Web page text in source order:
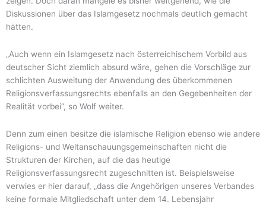
Diskussionen über das Islamgesetz nochmals deutlich gemacht
hätten.
„Auch wenn ein Islamgesetz nach österreichischem Vorbild aus
deutscher Sicht ziemlich absurd wäre, gehen die Vorschläge zur
schlichten Ausweitung der Anwendung des überkommenen
Religionsverfassungsrechts ebenfalls an den Gegebenheiten der
Realität vorbei“, so Wolf weiter.
Denn zum einen besitze die islamische Religion ebenso wie andere
Religions- und Weltanschauungsgemeinschaften nicht die
Strukturen der Kirchen, auf die das heutige
Religionsverfassungsrecht zugeschnitten ist. Beispielsweise
verwies er hier darauf, „dass die Angehörigen unseres Verbandes
keine formale Mitgliedschaft unter dem 14. Lebensjahr